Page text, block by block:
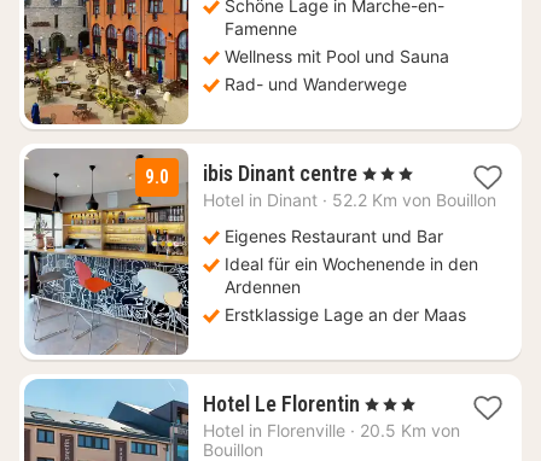
€
Schöne Lage in Marche-en-
Famenne
Wellness mit Pool und Sauna
Rad- und Wanderwege
9.0 ibis Dinant centre1
Nacht
119
€
, 3 Sterne
Hotel in Dinant · 52.2 Km von Bouillon
Eigenes Restaurant und Bar
Ideal für ein Wochenende in den
Ardennen
Erstklassige Lage an der Maas
Hotel Le Florentin 1
Nacht
, 3 Sterne
Hotel in Florenville · 20.5 Km von
Bouillon